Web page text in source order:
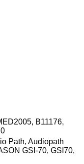
B11176,
Path, Audiopath
GSI-70, GSI70,